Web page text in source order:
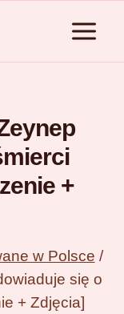
+
w Polsce /
się o
+ Zdjęcia]